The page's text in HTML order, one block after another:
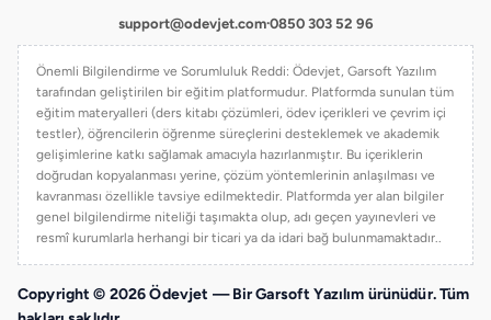
support@odevjet.com·0850 303 52 96
Önemli Bilgilendirme ve Sorumluluk Reddi: Ödevjet, Garsoft Yazılım
tarafından geliştirilen bir eğitim platformudur. Platformda sunulan tüm
eğitim materyalleri (ders kitabı çözümleri, ödev içerikleri ve çevrim içi
testler), öğrencilerin öğrenme süreçlerini desteklemek ve akademik
gelişimlerine katkı sağlamak amacıyla hazırlanmıştır. Bu içeriklerin
doğrudan kopyalanması yerine, çözüm yöntemlerinin anlaşılması ve
kavranması özellikle tavsiye edilmektedir. Platformda yer alan bilgiler
genel bilgilendirme niteliği taşımakta olup, adı geçen yayınevleri ve
resmî kurumlarla herhangi bir ticari ya da idari bağ bulunmamaktadır..
Copyright © 2026 Ödevjet — Bir Garsoft Yazılım ürünüdür. Tüm